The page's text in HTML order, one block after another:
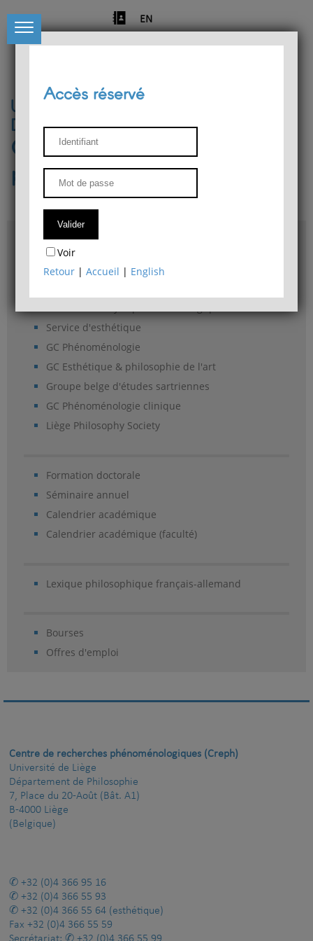
EN
Université de Liège
Département de philosophie
Centre de recherches
phénoménologiques
Accès & plans
Bibliothèque du Département de philosophie
Service d'esthétique
GC Phénoménologie
GC Esthétique & philosophie de l'art
Groupe belge d'études sartriennes
GC Phénoménologie clinique
Liège Philosophy Society
Formation doctorale
Séminaire annuel
Calendrier académique
Calendrier académique (faculté)
Lexique philosophique français-allemand
Bourses
Offres d'emploi
Accès réservé
Voir
Retour |Accueil | English
Centre de recherches phénoménologiques (Creph)
Université de Liège
Département de Philosophie
7, Place du 20-Août (Bât. A1)
B-4000 Liège
(Belgique)
+32 (0)4 366 95 16
+32 (0)4 366 55 93
+32 (0)4 366 55 64 (esthétique)
Fax +32 (0)4 366 55 59